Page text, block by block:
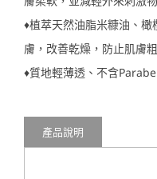
♦植萃天然油脂米糠油、
膚，改善乾燥，防止肌膚
♦質地輕薄透、不含
產品說明